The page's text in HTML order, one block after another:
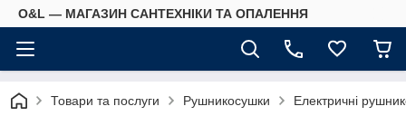
O&L — МАГАЗИН САНТЕХНІКИ ТА ОПАЛЕННЯ
Товари та послуги Рушникосушки Електричні